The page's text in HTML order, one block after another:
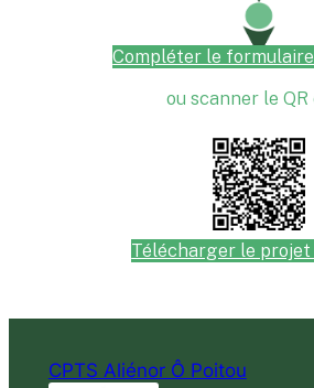
Compléter le formulaire
ou scanner le QR
Télécharger le projet
CPTS Aliénor Ô Poitou